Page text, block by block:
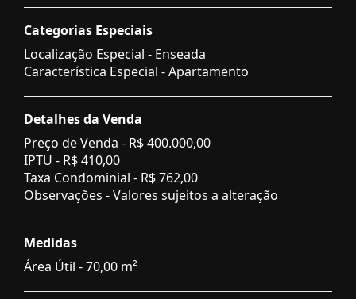
Categorias Especiais
Localização Especial - Enseada
Característica Especial - Apartamento
Detalhes da Venda
Preço de Venda - R$ 400.000,00
IPTU - R$ 410,00
Taxa Condominial - R$ 762,00
Observações - Valores sujeitos a alteração
Medidas
Área Útil - 70,00 m²